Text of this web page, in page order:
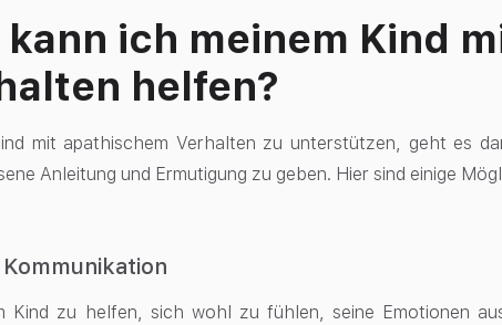
kann ich meinem Kind
helfen?
mit apathischem Verhalten zu unterstützen, geht es
Anleitung und Ermutigung zu geben. Hier sind einige
Kind zu helfen, sich wohl zu fühlen, seine Emotionen